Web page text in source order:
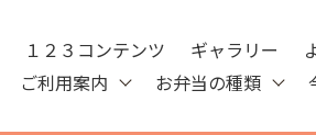
ご利用案内 お弁当の種類
１２３コンテンツ ギャラリー